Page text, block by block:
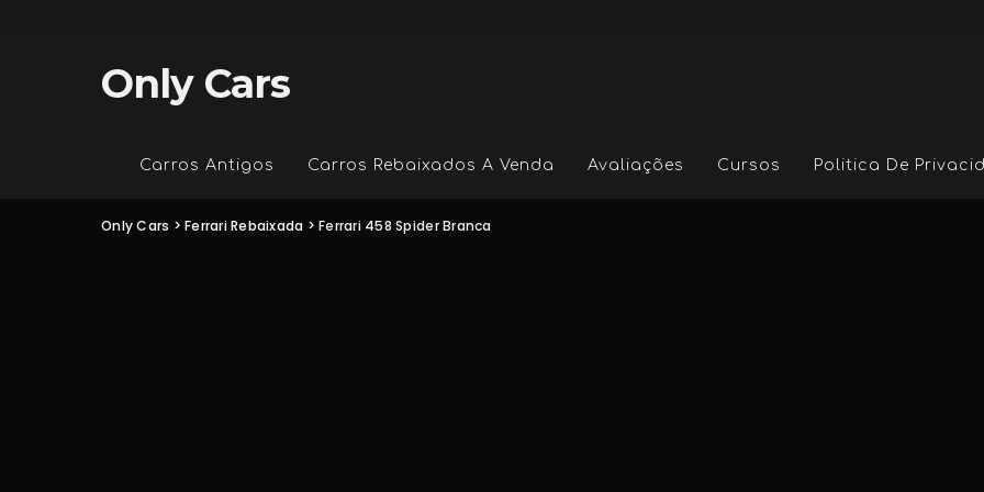
Only Cars
Carros Antigos Carros Rebaixados A Venda Avaliações Cursos Politica De
Only Cars >Ferrari Rebaixada >Ferrari 458 Spider Branca